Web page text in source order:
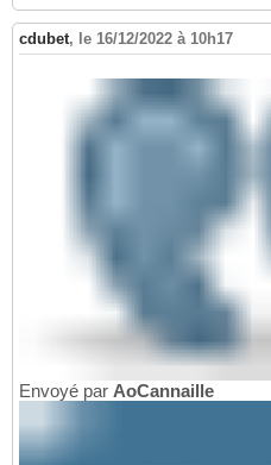
cdubet, le 16/12/2022 à 10h17
Envoyé par AoCannaille